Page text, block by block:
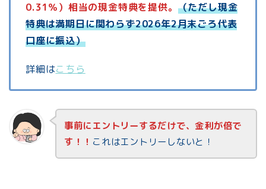
0.31％）相当の現金特典を提供。 （ただし現金
特典は満期日に関わらず2026年2月末ごろ代表
口座に振込）
詳細はこちら
事前にエントリーするだけで、金利が倍で
す！！ これはエントリーしないと！